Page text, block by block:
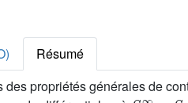
Résumé
des propriétés générales de
Sw∞=S